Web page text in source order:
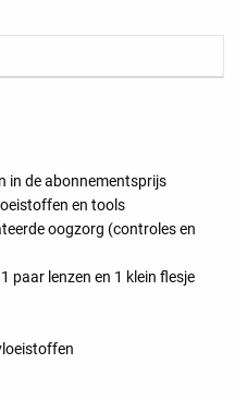
in de abonnementsprijs
en tools
oogzorg (controles en
paar lenzen en 1 klein flesje